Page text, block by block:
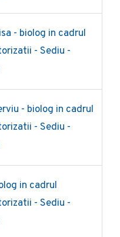
- biolog in cadrul
- Sediu -
- biolog in cadrul
- Sediu -
in cadrul
- Sediu -